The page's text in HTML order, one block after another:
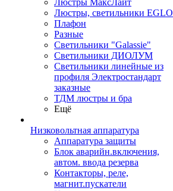
Люстры МаксЛайт
Люстры, светильники EGLO
Плафон
Разные
Светильники "Galassie"
Светильники ДИОЛУМ
Светильники линейные из
профиля Электростандарт
заказные
ТДМ люстры и бра
Ещё
Низковольтная аппаратура
Аппаратура защиты
Блок аварийн.включения,
автом. ввода резерва
Контакторы, реле,
магнит.пускатели